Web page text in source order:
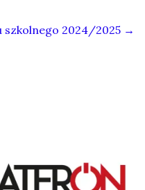
szkolnego 2024/2025 →